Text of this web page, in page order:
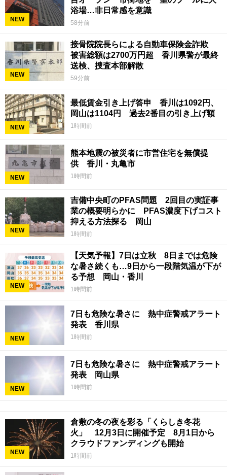
NEW
浴場…非日常感を意識
58分前
NEW
接骨院院長らによる自動車保険金詐欺
被害総額は2700万円超 香川県警が最終
送検、捜査本部解散
59分前
NEW
最低賃金引き上げ答申 香川は1092円、
岡山は1104円 過去2番目の引き上げ額
1時間前
NEW
熊本地震の被災者に市営住宅を無償提
供 香川・丸亀市
1時間前
NEW
吉備中央町のPFAS問題 2回目の実証事
業の概要明らかに PFAS濃度下げコスト
抑える方法探る 岡山
1時間前
NEW
【天気予報】7日は立秋 8日までは危険
な暑さ続くも…9日から一段階気温が下が
る予想 岡山・香川
1時間前
NEW
7日も危険な暑さに 熱中症警戒アラート
発表 香川県
1時間前
NEW
7日も危険な暑さに 熱中症警戒アラート
発表 岡山県
1時間前
NEW
倉敷の冬の夜を彩る「くらしき冬花
火」 12月3日に開催予定 8月1日から
クラウドファンディングも開始
1時間前